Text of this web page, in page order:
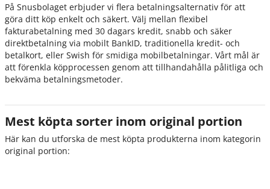
På Snusbolaget erbjuder vi flera betalningsalternativ för att
göra ditt köp enkelt och säkert. Välj mellan flexibel
fakturabetalning med 30 dagars kredit, snabb och säker
direktbetalning via mobilt BankID, traditionella kredit- och
betalkort, eller Swish för smidiga mobilbetalningar. Vårt mål är
att förenkla köpprocessen genom att tillhandahålla pålitliga och
bekväma betalningsmetoder.
Mest köpta sorter inom original portion
Här kan du utforska de mest köpta produkterna inom kategorin
original portion: